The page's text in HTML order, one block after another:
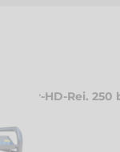
HD-Rei. 250